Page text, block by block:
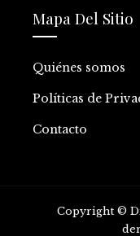
Mapa Del Sitio
Quiénes somos
Políticas de
Contacto
Copyright ©